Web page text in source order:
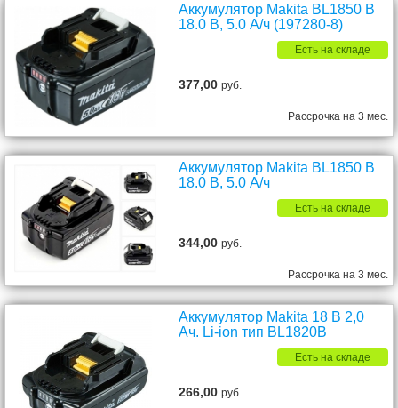
Аккумулятор Makita BL1850 B
18.0 В, 5.0 А/ч (197280-8)
Есть на складе
377,00руб.
Рассрочка на 3 мес.
Аккумулятор Makita BL1850 B
18.0 В, 5.0 А/ч
Есть на складе
344,00руб.
Рассрочка на 3 мес.
Аккумулятор Makita 18 В 2,0
Ач. Li-ion тип BL1820B
Есть на складе
266,00руб.